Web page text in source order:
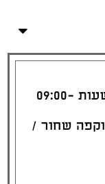
ארוחות הבוקר מוגשות בין השעות 09:00-
וקפה שחור /